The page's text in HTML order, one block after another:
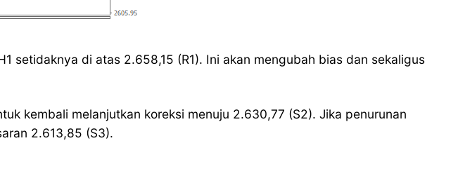
setidaknya di atas 2.658,15 (R1). Ini akan mengubah bias dan sekaligus
kembali melanjutkan koreksi menuju 2.630,77 (S2). Jika penurunan
2.613,85 (S3).